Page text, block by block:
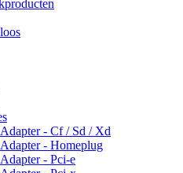
- Cf / Sd / Xd
- Homeplug
- Pci-e